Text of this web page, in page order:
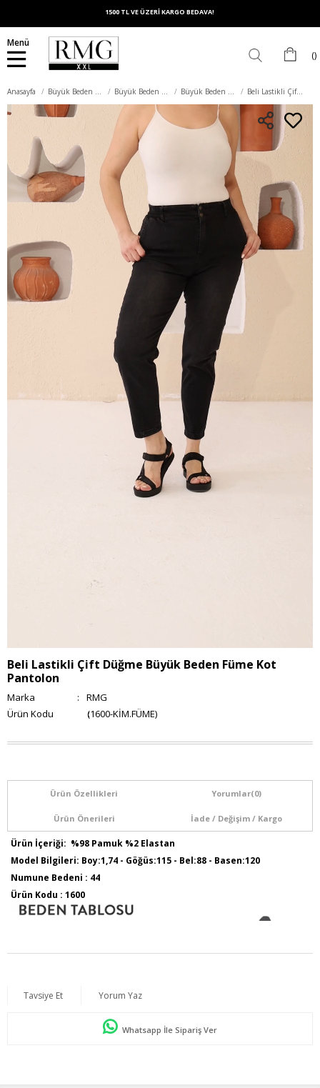
1500 TL VE ÜZERİ KARGO BEDAVA!
Menü
Anasayfa Büyük Beden Alt Giyim Büyük Beden Pantolon Büyük Beden Kot Pantolon Beli Lastikli Çift Düğme Büyük Beden Füme Kot Pantolon
Beli Lastikli Çift Düğme Büyük Beden Füme Kot
Pantolon
Marka :
RMG
(1600-KİM.FÜME)
Ürün Özellikleri Yorumlar(0)
Ürün Önerileri İade / Değişim / Kargo
Ürün İçeriği: %98 Pamuk %2 Elastan
Model Bilgileri: Boy:1,74 - Göğüs:115 - Bel:88 - Basen:120
Numune Bedeni : 44
Ürün Kodu : 1600
Tavsiye Et Yorum Yaz
Whatsapp İle Sipariş Ver